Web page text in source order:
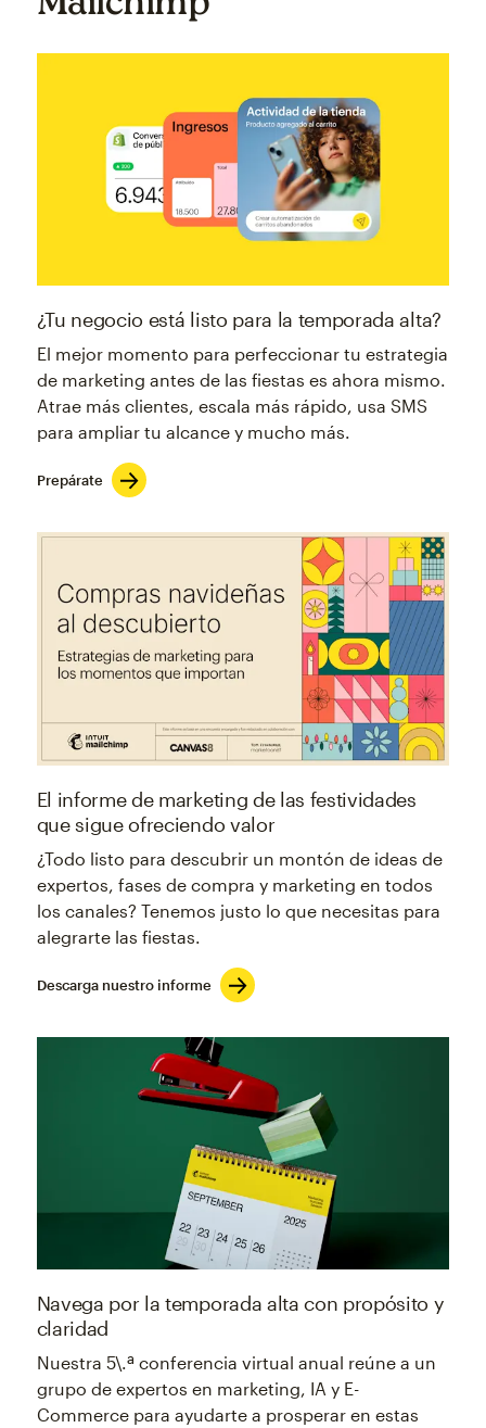
¿Tu negocio está listo para la temporada alta?
El mejor momento para perfeccionar tu estrategia
de marketing antes de las fiestas es ahora mismo.
Atrae más clientes, escala más rápido, usa SMS
para ampliar tu alcance y mucho más.
Prepárate
El informe de marketing de las festividades
que sigue ofreciendo valor
¿Todo listo para descubrir un montón de ideas de
expertos, fases de compra y marketing en todos
los canales? Tenemos justo lo que necesitas para
alegrarte las fiestas.
Descarga nuestro informe
Navega por la temporada alta con propósito y
claridad
Nuestra 5\.ª conferencia virtual anual reúne a un
grupo de expertos en marketing, IA y E-
Commerce para ayudarte a prosperar en estas